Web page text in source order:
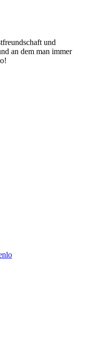
und
an dem man immer